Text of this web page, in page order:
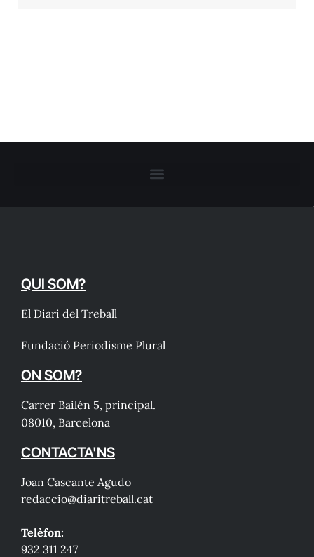
QUI SOM?
El Diari del Treball
Fundació Periodisme Plural
ON SOM?
Carrer Bailén 5, principal.
08010, Barcelona
CONTACTA'NS
Joan Cascante Agudo
redaccio@diaritreball.cat
Telèfon:
932 311 247